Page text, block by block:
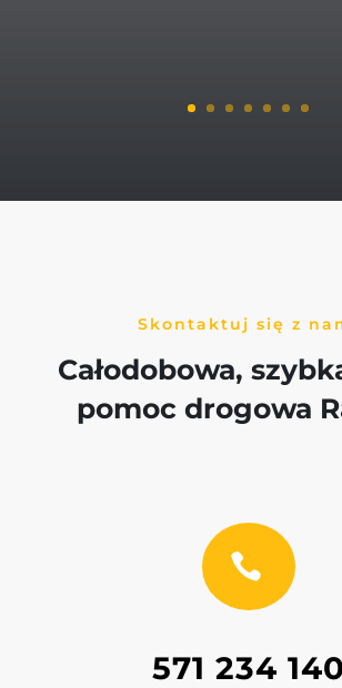
Skontaktuj się z
Całodobowa,
pomoc drogowa

571 234 140